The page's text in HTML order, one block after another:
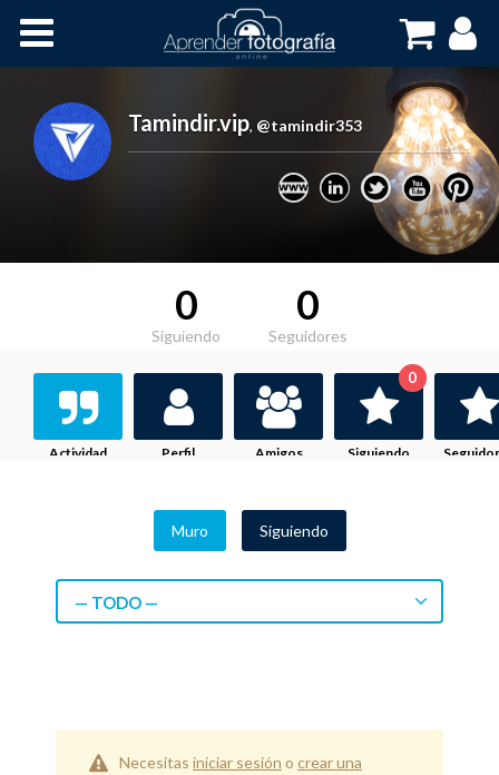
Cursos OnLine
Tamindir.vip, @tamindir353
0
Siguiendo
0
Seguidores
Actividad Perfil Amigos Siguiendo
0
Muro Siguiendo
— TODO —
Necesitas iniciar sesión o crear una